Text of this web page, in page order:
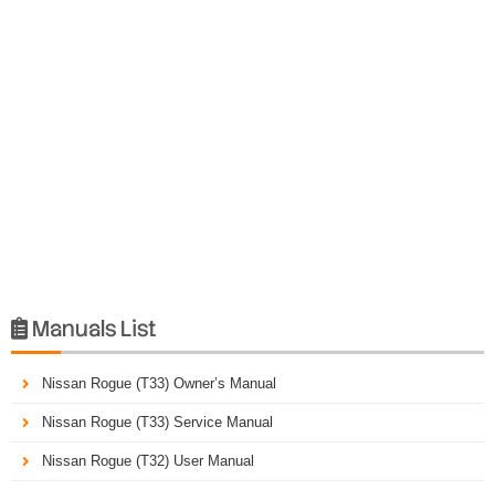
 Manuals List
Nissan Rogue (T33) Owner’s Manual
Nissan Rogue (T33) Service Manual
Nissan Rogue (T32) User Manual